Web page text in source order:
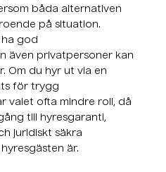
båda alternativen
på situation.
god
även privatpersoner kan
Om du hyr ut via en
för trygg
valet ofta mindre roll, då
till hyresgaranti,
juridiskt säkra
är.